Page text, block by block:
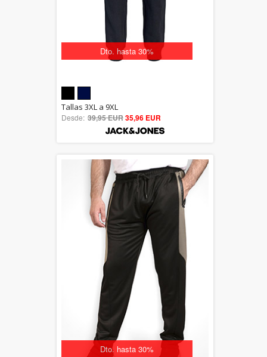
Dto. hasta 30%
5.00
out of 5
Tallas 3XL a 9XL
Desde: 39,95 EUR35,96 EUR
Dto. hasta 30%